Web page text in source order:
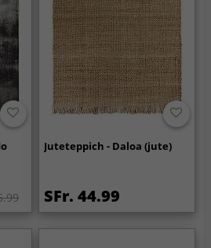
Juteteppich - Daloa (jute)
SFr. 44.99